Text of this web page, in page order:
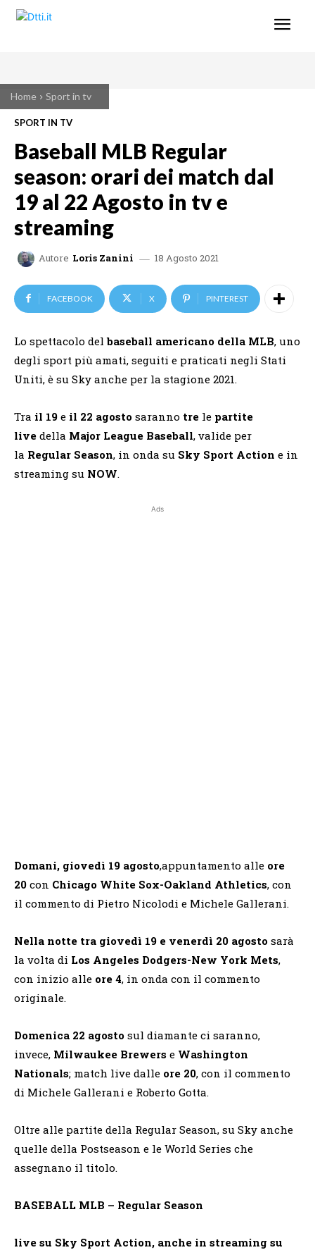
Home Sport in tv
SPORT IN TV
Baseball MLB Regular
season: orari dei match dal
19 al 22 Agosto in tv e
streaming
Autore Loris Zanini 18 Agosto 2021
FACEBOOK X PINTEREST
Lo spettacolo delbaseball americano della MLB, uno
degli sport più amati, seguiti e praticati negli Stati
Uniti, è su Sky anche per la stagione 2021.
Tra il 19 e il 22 agosto saranno tre le partite
live della Major League Baseball, valide per
la Regular Season, in onda su Sky Sport Action e in
streaming su NOW.
Ads
Domani, giovedì 19 agosto,appuntamento alle ore
20 con Chicago White Sox-Oakland Athletics, con
il commento di Pietro Nicolodi e Michele Gallerani.
Nella notte tra giovedì 19 e venerdì 20 agosto sarà
la volta di Los Angeles Dodgers-New York Mets,
con inizio alle ore 4, in onda con il commento
originale.
Domenica 22 agosto sul diamante ci saranno,
invece, Milwaukee Brewers e Washington
Nationals; match live dalle ore 20, con il commento
di Michele Gallerani e Roberto Gotta.
Oltre alle partite della Regular Season, su Sky anche
quelle della Postseason e le World Series che
assegnano il titolo.
BASEBALL MLB – Regular Season
live su Sky Sport Action, anche in streaming su